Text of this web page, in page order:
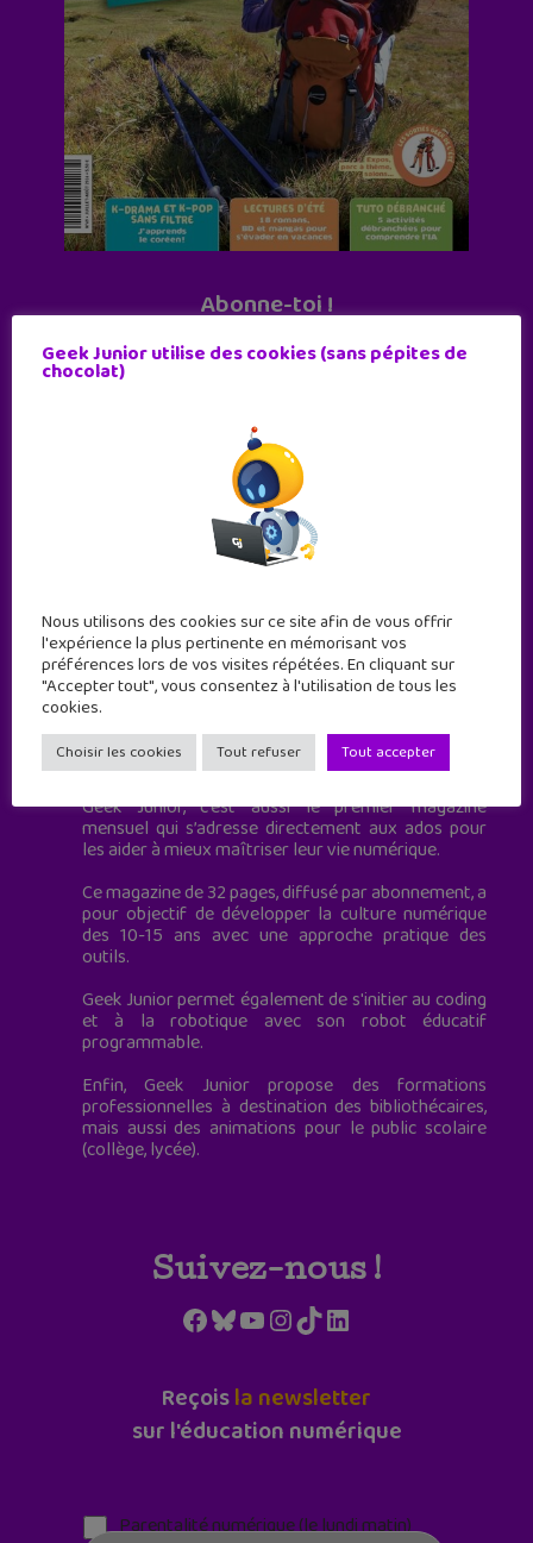
Abonne-toi !
11 numéros par an
Geek Junior est le premier site de culture numérique
à destination des adolescents.
Geek Junior, c’est aussi le premier magazine
mensuel qui s’adresse directement aux ados pour
les aider à mieux maîtriser leur vie numérique.
Ce magazine de 32 pages, diffusé par abonnement, a
pour objectif de développer la culture numérique
des 10-15 ans avec une approche pratique des
outils.
Geek Junior permet également de s'initier au coding
et à la robotique avec son robot éducatif
programmable.
Enfin, Geek Junior propose des formations
professionnelles à destination des bibliothécaires,
mais aussi des animations pour le public scolaire
(collège, lycée).
Suivez-nous !
Facebook
Bluesky
YouTube
Instagram
TikTokLinkedIn
Reçoisla newsletter
sur l'éducation numérique
Parentalité numérique (le lundi matin)
Geek Junior utilise des cookies (sans pépites de
chocolat)
Nous utilisons des cookies sur ce site afin de vous offrir
l'expérience la plus pertinente en mémorisant vos
préférences lors de vos visites répétées. En cliquant sur
"Accepter tout", vous consentez à l'utilisation de tous les
cookies.
Choisir les cookies Tout refuser Tout accepter